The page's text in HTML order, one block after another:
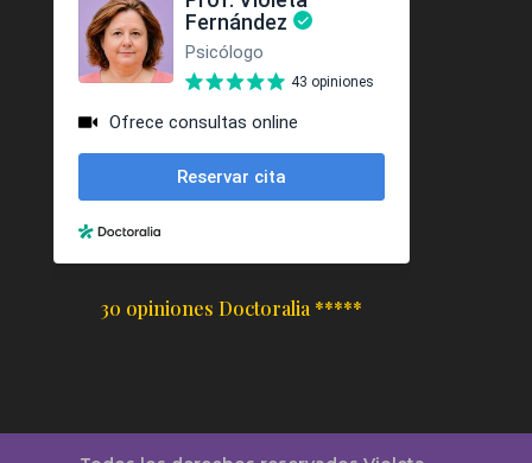
30 opiniones Doctoralia *****